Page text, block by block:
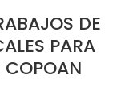
DE
PARA
COPOAN